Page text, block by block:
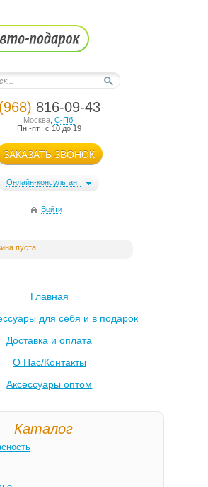
(968) 816-09-43
Москва ,С-Пб.
Пн.-пт.: с 10 до 19
ЗАКАЗАТЬ ЗВОНОК
Онлайн-консультант
Войти
пуста
Главная
для себя и в подарок
Доставка и оплата
О Нас/Контакты
Аксессуары оптом
Каталог